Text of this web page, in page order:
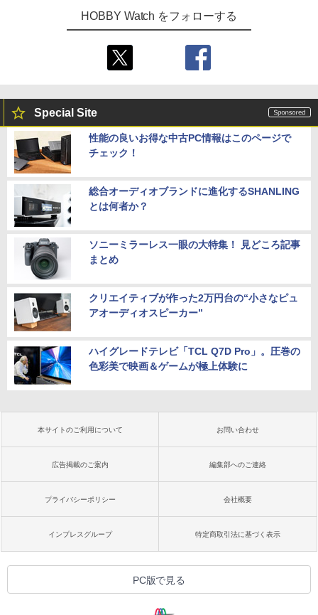
HOBBY Watch をフォローする
Special Site
性能の良いお得な中古PC情報はこのページで
チェック！
総合オーディオブランドに進化するSHANLING
とは何者か？
ソニーミラーレス一眼の大特集！ 見どころ記事
まとめ
クリエイティブが作った2万円台の“小さなピュ
アオーディオスピーカー”
ハイグレードテレビ「TCL Q7D Pro」。圧巻の
色彩美で映画＆ゲームが極上体験に
本サイトのご利用について お問い合わせ
広告掲載のご案内 編集部へのご連絡
プライバシーポリシー 会社概要
インプレスグループ 特定商取引法に基づく表示
PC版で見る